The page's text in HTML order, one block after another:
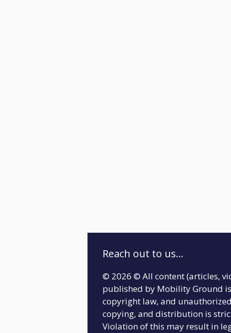
Reach out to us...
© 2026 © All content (articles,
published by Mobility Ground
copyright law, and
copying, and distribution is
Violation of this may result in